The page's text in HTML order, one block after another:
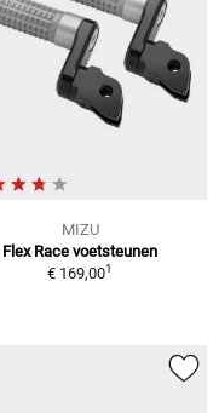
MIZU
Flex Race voetsteunen
€ 169,001